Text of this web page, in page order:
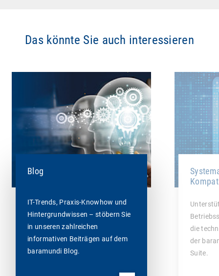
Das könnte Sie auch interessieren
Blog
IT-Trends, Praxis-Knowhow und
Hintergrundwissen – stöbern Sie
in unseren zahlreichen
informativen Beiträgen auf dem
baramundi Blog.
die
der
Suite.